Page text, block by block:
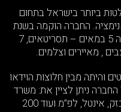
ביותר בישראל בתחום
החברה הוקמה בשנת
2010 ע”י איתי אפרימי ורועי קטרי ומונה 5 במאים – תסריטאים, 7
, מאיירים וצלמים.
עד היום מעל 1000 סרטים והיתה מבין חלוצות הוידאו
ניתן לציין את: משרד
החוץ, התעשייה האווירית, כלל ביטוח, בזק, אינטל, לפ”מ ועוד 200